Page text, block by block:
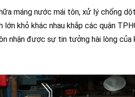
máng nước mái tôn, xử lý chống
khỏ khác nhau khắp các quận
nhận được sự tin tưởng hài lòng của